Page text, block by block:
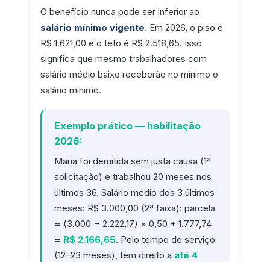
O benefício nunca pode ser inferior ao
salário mínimo vigente. Em 2026, o piso é
R$ 1.621,00 e o teto é R$ 2.518,65. Isso
significa que mesmo trabalhadores com
salário médio baixo receberão no mínimo o
salário mínimo.
Exemplo prático — habilitação
2026:
Maria foi demitida sem justa causa (1ª
solicitação) e trabalhou 20 meses nos
últimos 36. Salário médio dos 3 últimos
meses: R$ 3.000,00 (2ª faixa): parcela
= (3.000 − 2.222,17) × 0,50 + 1.777,74
= R$ 2.166,65. Pelo tempo de serviço
(12–23 meses), tem direito a até 4